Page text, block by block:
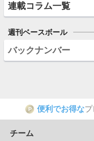
連載コラム一覧
週刊ベースボール
バックナンバー
P 便利でお得な
チーム